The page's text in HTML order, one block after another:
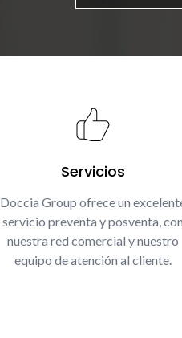
Servicios
Doccia Group ofrece un
servicio preventa y posventa, con
nuestra red comercial y nuestro
equipo de atención al cliente.